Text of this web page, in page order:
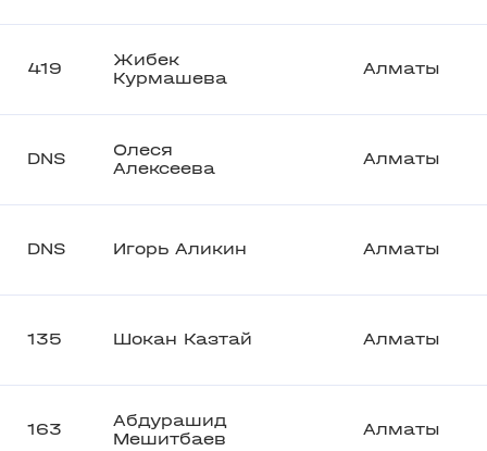
419
Жибек
Курмашева
Алматы
DNS
Олеся
Алексеева
Алматы
DNS Игорь Аликин Алматы
135 Шокан Казтай Алматы
163
Абдурашид
Мешитбаев
Алматы